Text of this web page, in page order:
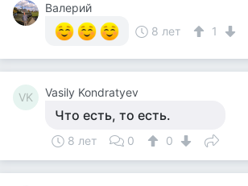
Валерий
8 лет
1
VK Vasily Kondratyev
Что есть, то есть.
8 лет 0 0